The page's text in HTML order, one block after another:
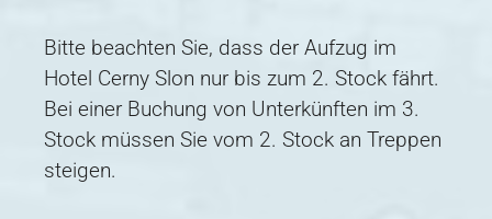
Bitte beachten Sie, dass der Aufzug im
Hotel Cerny Slon nur bis zum 2. Stock fährt.
Bei einer Buchung von Unterkünften im 3.
Stock müssen Sie vom 2. Stock an Treppen
steigen.